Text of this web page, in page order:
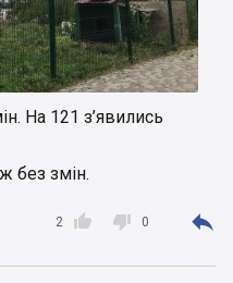
На 121 з’явились
без змін.

2  0 